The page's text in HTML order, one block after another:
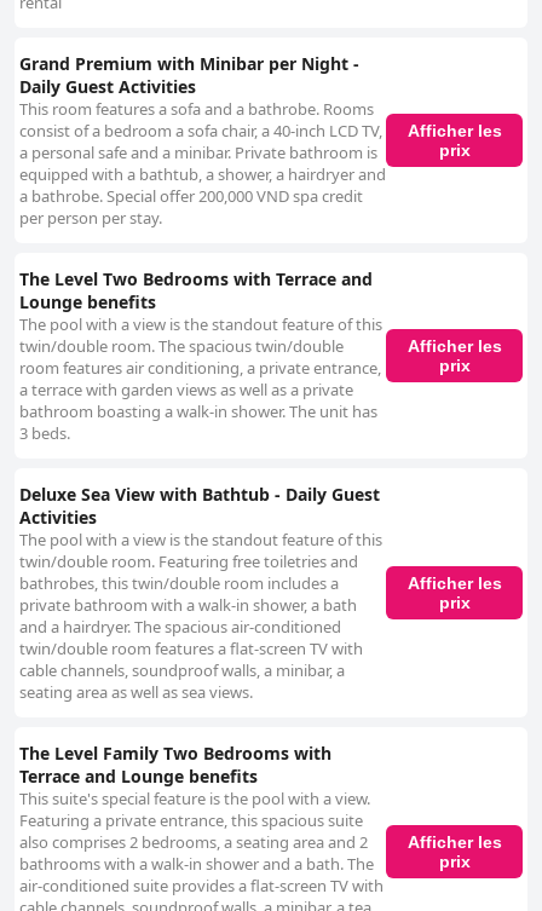
Grand Premium with Minibar per Night -
Daily Guest Activities
This room features a sofa and a bathrobe. Rooms
consist of a bedroom a sofa chair, a 40-inch LCD TV,
a personal safe and a minibar. Private bathroom is
equipped with a bathtub, a shower, a hairdryer and
a bathrobe. Special offer 200,000 VND spa credit
per person per stay.
Afficher les
prix
The Level Two Bedrooms with Terrace and
Lounge benefits
The pool with a view is the standout feature of this
twin/double room. The spacious twin/double
room features air conditioning, a private entrance,
a terrace with garden views as well as a private
bathroom boasting a walk-in shower. The unit has
3 beds.
Afficher les
prix
Deluxe Sea View with Bathtub - Daily Guest
Activities
The pool with a view is the standout feature of this
twin/double room. Featuring free toiletries and
bathrobes, this twin/double room includes a
private bathroom with a walk-in shower, a bath
and a hairdryer. The spacious air-conditioned
twin/double room features a flat-screen TV with
cable channels, soundproof walls, a minibar, a
seating area as well as sea views.
Afficher les
prix
The Level Family Two Bedrooms with
Terrace and Lounge benefits
This suite's special feature is the pool with a view.
Featuring a private entrance, this spacious suite
also comprises 2 bedrooms, a seating area and 2
bathrooms with a walk-in shower and a bath. The
air-conditioned suite provides a flat-screen TV with
Afficher les
prix